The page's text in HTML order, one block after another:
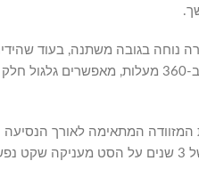
נוחה בגובה משתנה, בעוד
או בהרדמה על מדרגות. גלגלי הסיליקון
המזוודה המתאימה לאורך